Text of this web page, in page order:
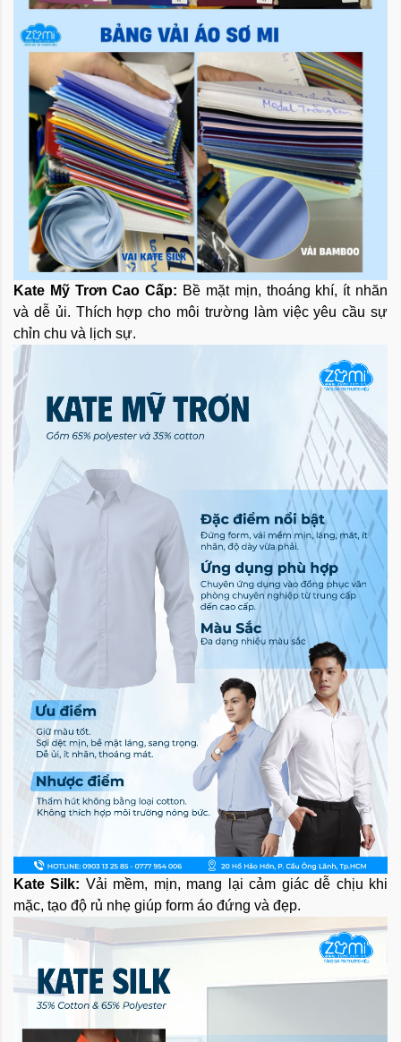
Kate Mỹ Trơn Cao Cấp: Bề mặt mịn, thoáng khí, ít nhăn
và dễ ủi. Thích hợp cho môi trường làm việc yêu cầu sự
chỉn chu và lịch sự.
Kate Silk: Vải mềm, mịn, mang lại cảm giác dễ chịu khi
mặc, tạo độ rủ nhẹ giúp form áo đứng và đẹp.